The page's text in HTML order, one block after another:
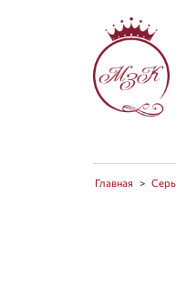
Главная >